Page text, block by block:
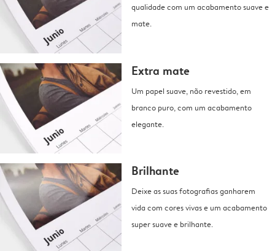
qualidade com um acabamento suave e
mate.
Extra mate
Um papel suave, não revestido, em
branco puro, com um acabamento
elegante.
Brilhante
Deixe as suas fotografias ganharem
vida com cores vivas e um acabamento
super suave e brilhante.